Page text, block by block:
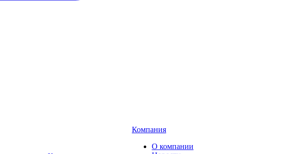
Компания
О компании